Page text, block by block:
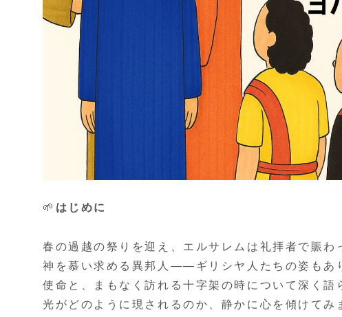
🌱 はじめに
春の過越の祭りを迎え、エルサレムは礼拝者で賑
神を慕い求める異邦人――ギリシヤ人たちの姿もあ
使命と、まもなく訪れる十字架の時について深く
光がどのように現されるのか、静かに心を傾けてみ